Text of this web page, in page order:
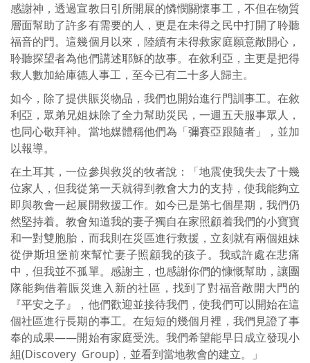
感謝神，透過宣教日引所開展的憐憫關懷事工，不但在物質
層面幫助了許多有需要的人，更是在未得之民中打開了聆聽
福音的門。這幾個月以來，陸續有未得救家庭願意敞開心，
聆聽探望者為他們講述耶穌的故事。在敘利亞，主更是把得
救人數加給庫德人事工，至今已有二十多人歸主。
如今，除了提供賑災物品，我們也開始進行門訓事工。在敘
利亞，眾弟兄姐妹除了全力幫助災民，一週五天服事眾人，
也同心敬拜神。當地媒體稱他們為「彌賽亞跟隨者」，並加
以報導。
在土耳其，一位參與救災的牧者說：「地震使我失去了十幾
位家人，但我從第一天就得到教會大力的支持，使我能夠立
即與教會一起展開救援工作。如今已是第七個星期，我們仍
然堅持着。教會知道我的妻子獨自在家照顧着我們的小寶寶
和一對雙胞胎，而我則在災區進行救援，立刻就有兩個姐妹
從伊斯坦堡前來幫忙妻子照顧我的孩子。我或許處在悲痛
中，但我並不孤單。感謝主，也感謝你們的慷慨幫助，讓團
隊能夠借着賑災進入新的社區，找到了對福音敞開大門的
『平安之子』，他們歡迎並接待我們，使我們可以開始在這
個社區進行長期的事工。在短短的幾個月裡，我們見證了事
奉的成果——開始有家庭受洗。我們希望能早日成立發現小
組(Discovery Group)，並看到當地教會的建立。」